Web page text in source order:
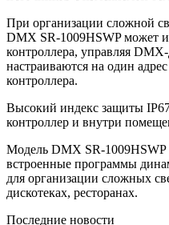
При организации сложной
DMX SR-1009HSWP может
контроллера, управляя
настраиваются на один
контроллера.
Высокий индекс защиты IP67
контроллер и внутри
Модель DMX SR-1009HSWP
встроенные программы
для организации сложных
дискотеках, ресторанах.
Последние новости